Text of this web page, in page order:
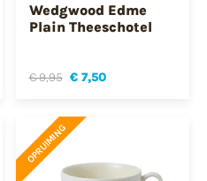
Wedgwood Edme
Plain Theeschotel
€ 9,95 € 7,50
OPRUIMING